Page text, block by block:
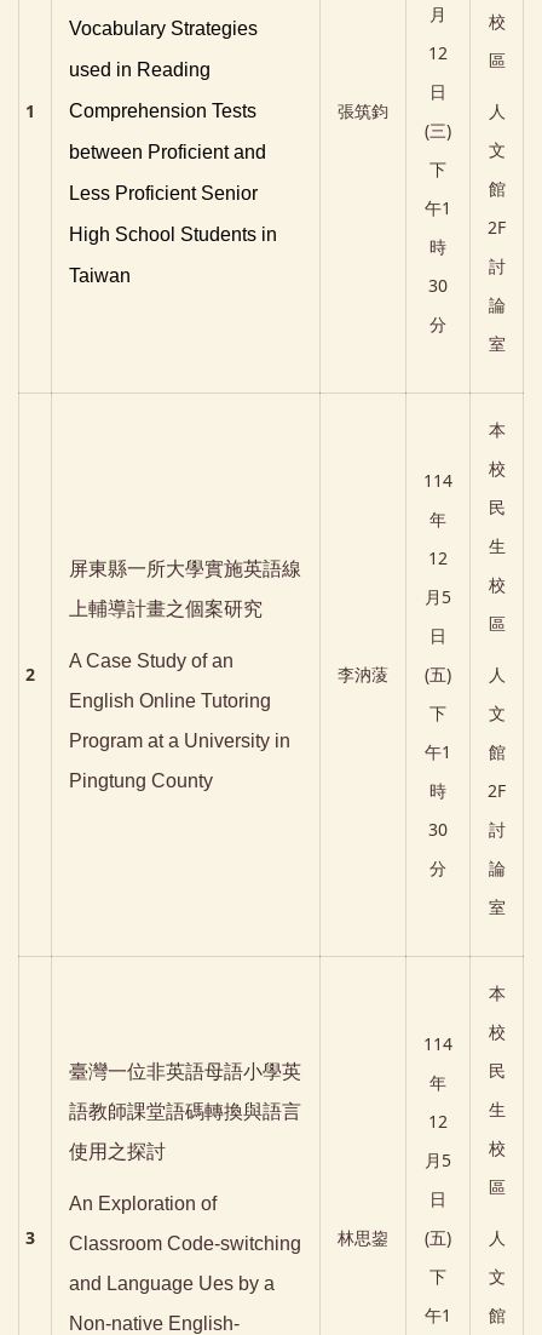
1
Vocabulary Strategies
used in Reading
Comprehension Tests
between Proficient and
Less Proficient Senior
High School Students in
Taiwan
張筑鈞
月
12
日
(三)
下
午1
時
30
分
校
區
人
文
館
2F
討
論
室
2
屏東縣一所大學實施英語線
上輔導計畫之個案研究
A Case Study of an
English Online Tutoring
Program at a University in
Pingtung County
李汭蔆
114
年
12
月5
日
(五)
下
午1
時
30
分
本
校
民
生
校
區
人
文
館
2F
討
論
室
3
臺灣一位非英語母語小學英
語教師課堂語碼轉換與語言
使用之探討
An Exploration of
Classroom Code-switching
and Language Ues by a
Non-native English-
林思鋆
114
年
12
月5
日
(五)
下
午1
本
校
民
生
校
區
人
文
館